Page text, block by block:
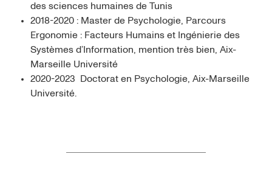
des sciences humaines de Tunis
2018-2020 : Master de Psychologie, Parcours
Ergonomie : Facteurs Humains et Ingénierie des
Systèmes d’Information, mention très bien, Aix-
Marseille Université
2020-2023 Doctorat en Psychologie, Aix-Marseille
Université.